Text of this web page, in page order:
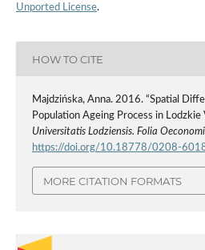
Unported License.
HOW TO CITE
Majdzińska, Anna. 2016. “Spatial
Population Ageing Process in Lodzkie
Universitatis Lodziensis. Folia
https://doi.org/10.18778/0208-
MORE CITATION FORMATS